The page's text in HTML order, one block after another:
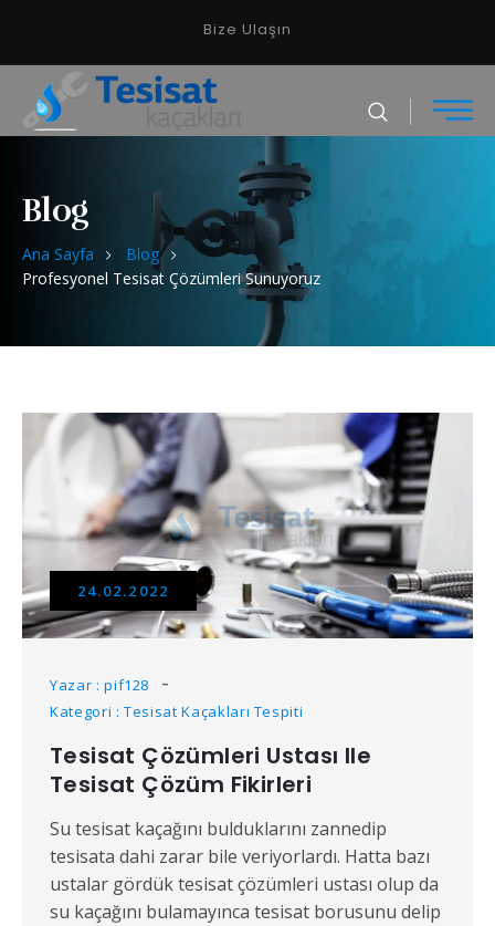
Bize Ulaşın
Blog
Ana Sayfa
Blog
Profesyonel Tesisat Çözümleri Sunuyoruz
24.02.2022
Yazar : pif128
Kategori : Tesisat Kaçakları Tespiti
Tesisat Çözümleri Ustası Ile
Tesisat Çözüm Fikirleri
Su tesisat kaçağını bulduklarını zannedip
tesisata dahi zarar bile veriyorlardı. Hatta bazı
ustalar gördük tesisat çözümleri ustası olup da
su kaçağını bulamayınca tesisat borusunu delip